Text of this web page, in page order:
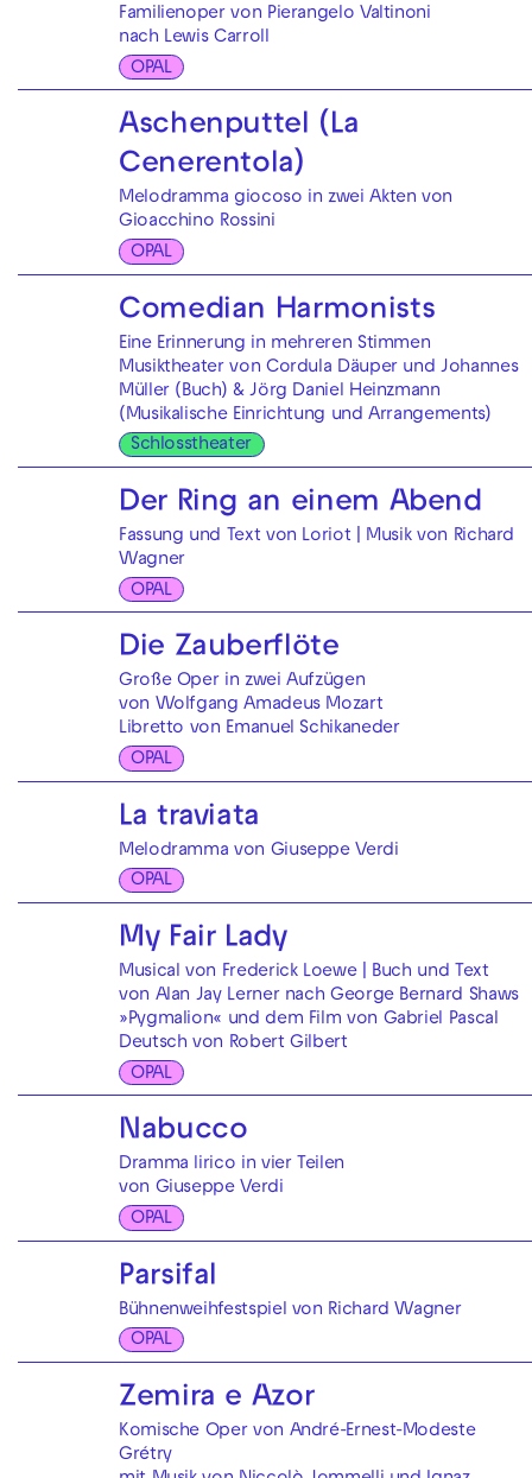
Familienoper von Pierangelo Valtinoni
nach Lewis Carroll
OPAL
Aschenputtel (La
Cenerentola)
Melodramma giocoso in zwei Akten von
Gioacchino Rossini
OPAL
Comedian Harmonists
Eine Erinnerung in mehreren Stimmen
Musiktheater von Cordula Däuper und Johannes
Müller (Buch) & Jörg Daniel Heinzmann
(Musikalische Einrichtung und Arrangements)
Schlosstheater
Der Ring an einem Abend
Fassung und Text von Loriot | Musik von Richard
Wagner
OPAL
Die Zauberflöte
Große Oper in zwei Aufzügen
von Wolfgang Amadeus Mozart
Libretto von Emanuel Schikaneder
OPAL
La traviata
Melodramma von Giuseppe Verdi
OPAL
My Fair Lady
Musical von Frederick Loewe | Buch und Text
von Alan Jay Lerner nach George Bernard Shaws
»Pygmalion« und dem Film von Gabriel Pascal
Deutsch von Robert Gilbert
OPAL
Nabucco
Dramma lirico in vier Teilen
von Giuseppe Verdi
OPAL
Parsifal
Bühnenweihfestspiel von Richard Wagner
OPAL
Zemira e Azor
Komische Oper von André-Ernest-Modeste
Grétry